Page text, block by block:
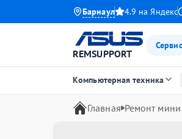
Барнаул 4.9 на Яндекс
REMSUPPORT
Компьютерная техника
Главная Ремонт